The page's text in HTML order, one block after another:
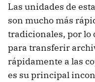
Las unidades de
son mucho más
tradicionales, por lo
para transferir
rápidamente a las
es su principal